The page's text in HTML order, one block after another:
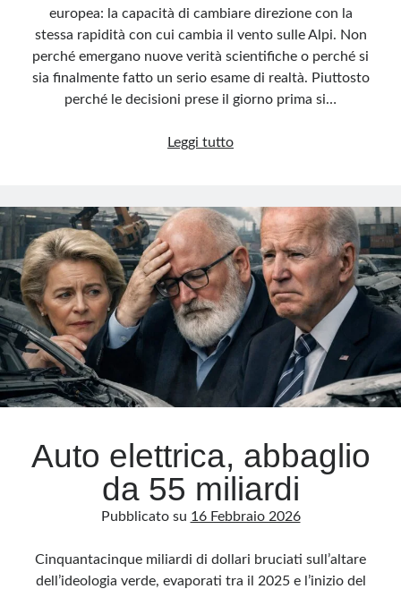
europea: la capacità di cambiare direzione con la
stessa rapidità con cui cambia il vento sulle Alpi. Non
perché emergano nuove verità scientifiche o perché si
sia finalmente fatto un serio esame di realtà. Piuttosto
perché le decisioni prese il giorno prima si…
Leggi tuttoUE,
pasticcio
energetico:
prima
il
Green
Deal,
ora
nucleare,
carbone?
Auto elettrica, abbaglio
da 55 miliardi
Pubblicato su 16 Febbraio 2026
Cinquantacinque miliardi di dollari bruciati sull’altare
dell’ideologia verde, evaporati tra il 2025 e l’inizio del